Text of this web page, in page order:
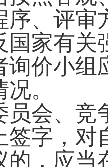
序、评审
国家有关
询价小组
。
、竞争
签字，对
的，应当